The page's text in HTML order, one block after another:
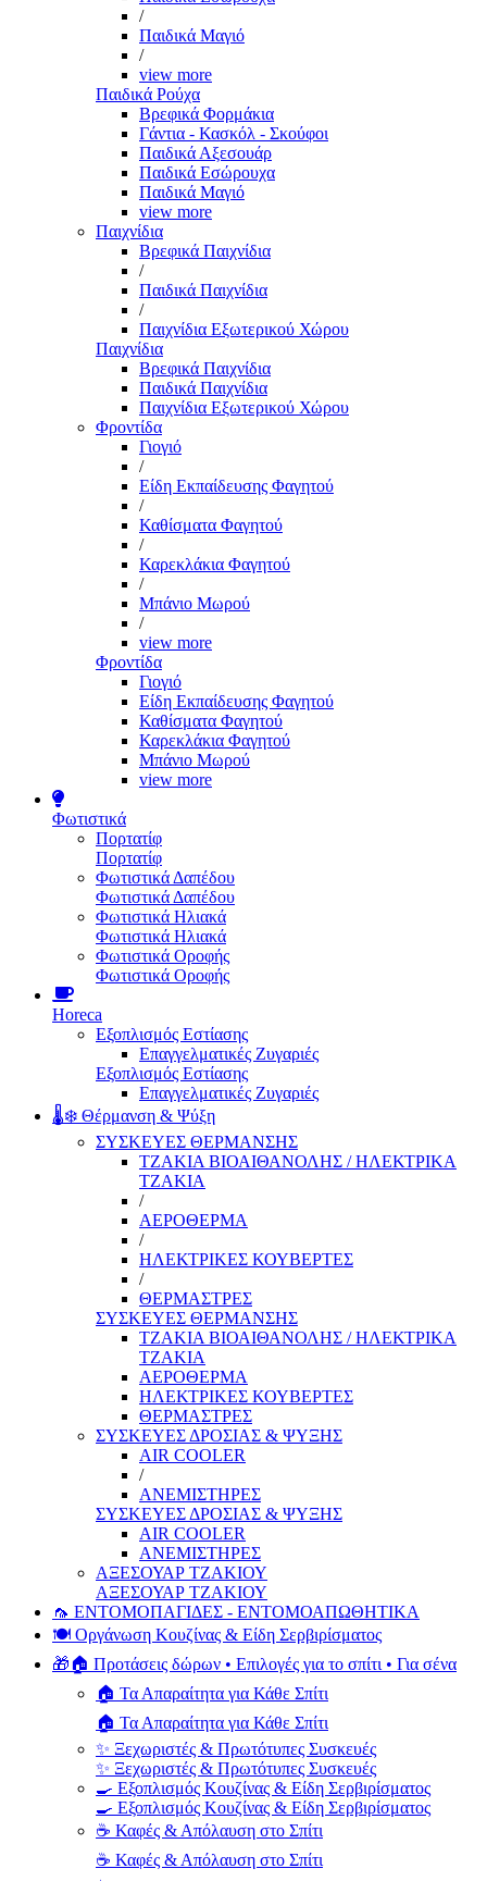
/
Παιδικά Μαγιό
/
view more
Παιδικά Ρούχα
Βρεφικά Φορμάκια
Γάντια - Κασκόλ - Σκούφοι
Παιδικά Αξεσουάρ
Παιδικά Εσώρουχα
Παιδικά Μαγιό
view more
Παιχνίδια
Βρεφικά Παιχνίδια
/
Παιδικά Παιχνίδια
/
Παιχνίδια Εξωτερικού Χώρου
Παιχνίδια
Βρεφικά Παιχνίδια
Παιδικά Παιχνίδια
Παιχνίδια Εξωτερικού Χώρου
Φροντίδα
Γιογιό
/
Είδη Εκπαίδευσης Φαγητού
/
Καθίσματα Φαγητού
/
Καρεκλάκια Φαγητού
/
Μπάνιο Μωρού
/
view more
Φροντίδα
Γιογιό
Είδη Εκπαίδευσης Φαγητού
Καθίσματα Φαγητού
Καρεκλάκια Φαγητού
Μπάνιο Μωρού
view more
Φωτιστικά
Πορτατίφ
Πορτατίφ
Φωτιστικά Δαπέδου
Φωτιστικά Δαπέδου
Φωτιστικά Ηλιακά
Φωτιστικά Ηλιακά
Φωτιστικά Οροφής
Φωτιστικά Οροφής
Horeca
Εξοπλισμός Εστίασης
Επαγγελματικές Ζυγαριές
Εξοπλισμός Εστίασης
Επαγγελματικές Ζυγαριές
🌡️❄️ Θέρμανση & Ψύξη
ΣΥΣΚΕΥΕΣ ΘΕΡΜΑΝΣΗΣ
ΤΖΑΚΙΑ ΒΙΟΑΙΘΑΝΟΛΗΣ / ΗΛΕΚΤΡΙΚΑ
ΤΖΑΚΙΑ
/
ΑΕΡΟΘΕΡΜΑ
/
ΗΛΕΚΤΡΙΚΕΣ ΚΟΥΒΕΡΤΕΣ
/
ΘΕΡΜΑΣΤΡΕΣ
ΣΥΣΚΕΥΕΣ ΘΕΡΜΑΝΣΗΣ
ΤΖΑΚΙΑ ΒΙΟΑΙΘΑΝΟΛΗΣ / ΗΛΕΚΤΡΙΚΑ
ΤΖΑΚΙΑ
ΑΕΡΟΘΕΡΜΑ
ΗΛΕΚΤΡΙΚΕΣ ΚΟΥΒΕΡΤΕΣ
ΘΕΡΜΑΣΤΡΕΣ
ΣΥΣΚΕΥΕΣ ΔΡΟΣΙΑΣ & ΨΥΞΗΣ
AIR COOLER
/
ΑΝΕΜΙΣΤΗΡΕΣ
ΣΥΣΚΕΥΕΣ ΔΡΟΣΙΑΣ & ΨΥΞΗΣ
AIR COOLER
ΑΝΕΜΙΣΤΗΡΕΣ
ΑΞΕΣΟΥΑΡ ΤΖΑΚΙΟΥ
ΑΞΕΣΟΥΑΡ ΤΖΑΚΙΟΥ
🦟 ΕΝΤΟΜΟΠΑΓΙΔΕΣ - ΕΝΤΟΜΟΑΠΩΘΗΤΙΚΑ
🍽️ Οργάνωση Κουζίνας & Είδη Σερβιρίσματος
🎁🏠 Προτάσεις δώρων • Επιλογές για το σπίτι • Για σένα
🏠 Τα Απαραίτητα για Κάθε Σπίτι
🏠 Τα Απαραίτητα για Κάθε Σπίτι
✨ Ξεχωριστές & Πρωτότυπες Συσκευές
✨ Ξεχωριστές & Πρωτότυπες Συσκευές
🍳 Εξοπλισμός Κουζίνας & Είδη Σερβιρίσματος
🍳 Εξοπλισμός Κουζίνας & Είδη Σερβιρίσματος
☕ Καφές & Απόλαυση στο Σπίτι
☕ Καφές & Απόλαυση στο Σπίτι